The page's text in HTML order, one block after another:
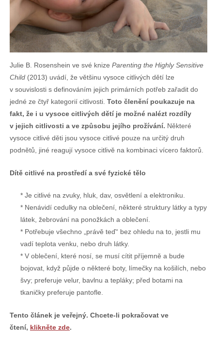
Julie B. Rosenshein ve své knize Parenting the Highly Sensitive
Child (2013) uvádí, že většinu vysoce citlivých dětí lze
v souvislosti s definováním jejich primárních potřeb zařadit do
jedné ze čtyř kategorií citlivosti. Toto členění poukazuje na
fakt, že i u vysoce citlivých dětí je možné nalézt rozdíly
v jejich citlivosti a ve způsobu jejího prožívání. Některé
vysoce citlivé děti jsou vysoce citlivé pouze na určitý druh
podnětů, jiné reagují vysoce citlivě na kombinaci vícero faktorů.
Dítě citlivé na prostředí a své fyzické tělo
Je citlivé na zvuky, hluk, dav, osvětlení a elektroniku.
Nenávidí cedulky na oblečení, některé struktury látky a typy
látek, žebrování na ponožkách a oblečení.
Potřebuje všechno „právě teď“ bez ohledu na to, jestli mu
vadí teplota venku, nebo druh látky.
V oblečení, které nosí, se musí cítit příjemně a bude
bojovat, když půjde o některé boty, límečky na košilích, nebo
švy; preferuje velur, bavlnu a tepláky; před botami na
tkaničky preferuje pantofle.
Tento článek je veřejný. Chcete-li pokračovat ve
čtení, klikněte zde.